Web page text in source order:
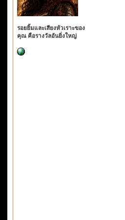
รอยยิ้มและเสียงหัวเราะของ
คุณ คือรางวัลอันยิ่งใหญ่